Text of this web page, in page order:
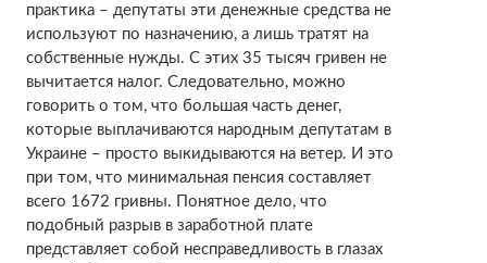
практика – депутаты эти денежные средства не
используют по назначению, а лишь тратят на
собственные нужды. С этих 35 тысяч гривен не
вычитается налог. Следовательно, можно
говорить о том, что большая часть денег,
которые выплачиваются народным депутатам в
Украине – просто выкидываются на ветер. И это
при том, что минимальная пенсия составляет
всего 1672 гривны. Понятное дело, что
подобный разрыв в заработной плате
представляет собой несправедливость в глазах